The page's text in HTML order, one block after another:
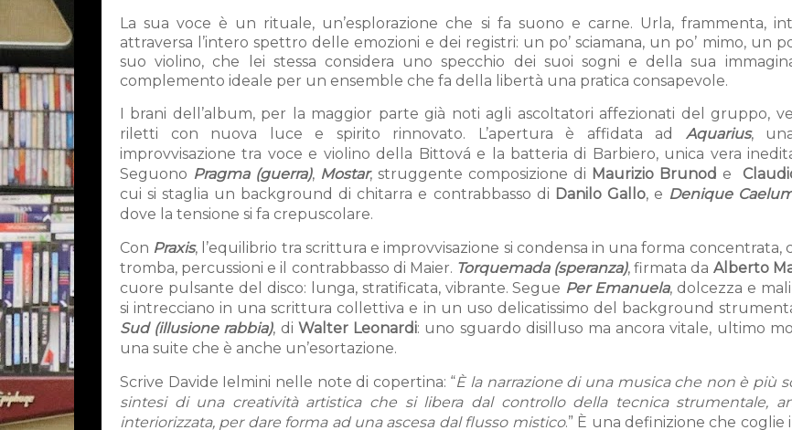
La sua voce è un rituale, un’esplorazione che si fa suono e carne. Urla, frammenta,
attraversa l’intero spettro delle emozioni e dei registri: un po’ sciamana, un po’ mimo, un
suo violino, che lei stessa considera uno specchio dei suoi sogni e della sua
complemento ideale per un ensemble che fa della libertà una pratica consapevole.
I brani dell’album, per la maggior parte già noti agli ascoltatori affezionati del gruppo,
riletti con nuova luce e spirito rinnovato. L’apertura è affidata ad Aquarius,
improvvisazione tra voce e violino della Bittová e la batteria di Barbiero, unica vera
Seguono Pragma (guerra), Mostar, struggente composizione di Maurizio Brunod e
cui si staglia un background di chitarra e contrabbasso di Danilo Gallo, e Denique
dove la tensione si fa crepuscolare.
Con Praxis, l’equilibrio tra scrittura e improvvisazione si condensa in una forma concentrata,
tromba, percussioni e il contrabbasso di Maier. Torquemada (speranza), firmata da Alberto
cuore pulsante del disco: lunga, stratificata, vibrante. Segue Per Emanuela, dolcezza e
si intrecciano in una scrittura collettiva e in un uso delicatissimo del background
Sud (illusione rabbia), di Walter Leonardi: uno sguardo disilluso ma ancora vitale, ultimo
una suite che è anche un’esortazione.
Scrive Davide Ielmini nelle note di copertina: “È la narrazione di una musica che non è più
sintesi di una creatività artistica che si libera dal controllo della tecnica strumentale,
interiorizzata, per dare forma ad una ascesa dal flusso mistico.” È una definizione che coglie